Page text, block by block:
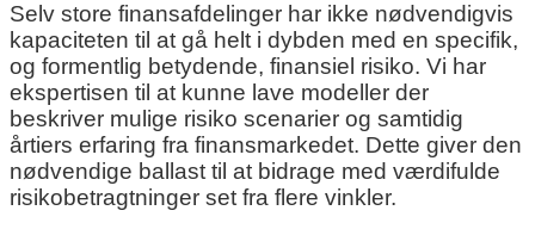
Selv store finansafdelinger har ikke nødvendigvis
kapaciteten til at gå helt i dybden med en specifik,
og formentlig betydende, finansiel risiko. Vi har
ekspertisen til at kunne lave modeller der
beskriver mulige risiko scenarier og samtidig
årtiers erfaring fra finansmarkedet. Dette giver den
nødvendige ballast til at bidrage med værdifulde
risikobetragtninger set fra flere vinkler.